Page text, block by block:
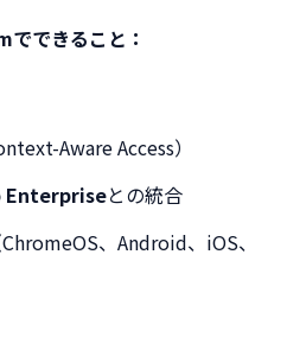
できること：
Aware Access）
Enterpriseとの統合
、Android、iOS、